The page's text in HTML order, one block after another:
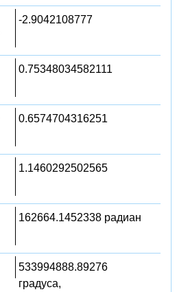
-2.9042108777
0.75348034582111
0.6574704316251
1.1460292502565
162664.1452338 радиан
533994888.89276
градуса,